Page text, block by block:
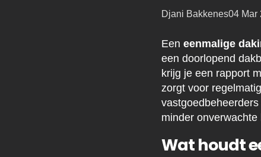
Posted
Djani Bakkenes04 Mar
Een eenmalige
een doorlopend
krijg je een rapport
zorgt voor
minder onverwachte
Wat houdt